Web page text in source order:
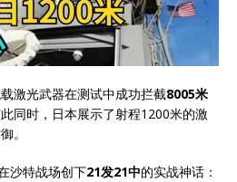
激光武器在测试中成功拦截8005米
同时，日本展示了射程1200米的激
。
沙特战场创下21发21中的实战神话：